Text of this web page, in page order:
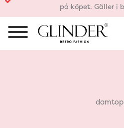
på köpet. Gäller i